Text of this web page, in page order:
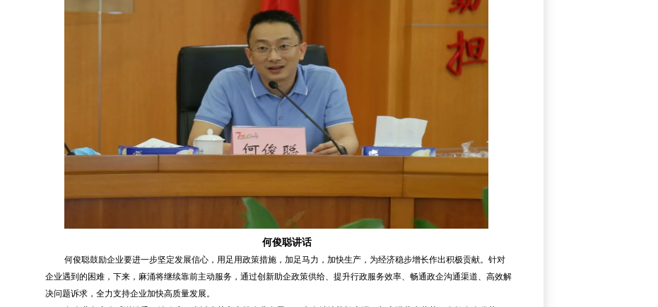
何俊聪讲话
何俊聪鼓励企业要进一步坚定发展信心，用足用政策措施，加足马力，加快生产，为经济稳步增长作出积极贡献。针对
企业遇到的困难，下来，麻涌将继续靠前主动服务，通过创新助企政策供给、提升行政服务效率、畅通政企沟通渠道、高效解
决问题诉求，全力支持企业加快高质量发展。